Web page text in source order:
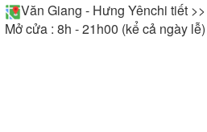
Văn Giang - Hưng Yênchi tiết >>
Mở cửa : 8h - 21h00 (kể cả ngày lễ)